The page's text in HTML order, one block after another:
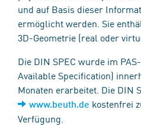
und auf Basis dieser
ermöglicht werden. Sie
3D-Geometrie (real oder
Die DIN SPEC wurde im
Available Specification)
Monaten erarbeitet. Die DIN
www.beuth.de kostenfrei
Verfügung.